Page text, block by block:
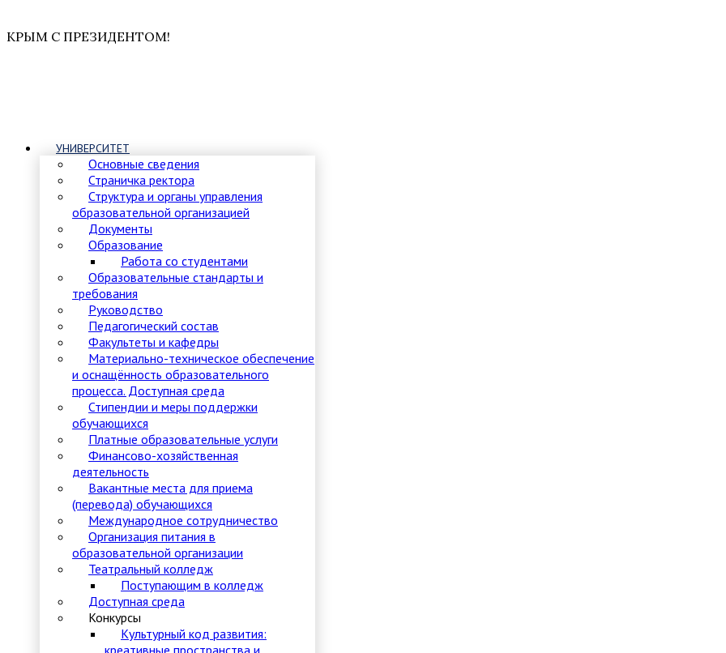
КРЫМ С ПРЕЗИДЕНТОМ!
УНИВЕРСИТЕТ
Основные сведения
Страничка ректора
Структура и органы управления
образовательной организацией
Документы
Образование
Работа со студентами
Образовательные стандарты и
требования
Руководство
Педагогический состав
Факультеты и кафедры
Материально-техническое обеспечение
и оснащённость образовательного
процесса. Доступная среда
Стипендии и меры поддержки
обучающихся
Платные образовательные услуги
Финансово-хозяйственная
деятельность
Вакантные места для приема
(перевода) обучающихся
Международное сотрудничество
Организация питания в
образовательной организации
Театральный колледж
Поступающим в колледж
Доступная среда
Конкурсы
Культурный код развития:
креативные пространства и